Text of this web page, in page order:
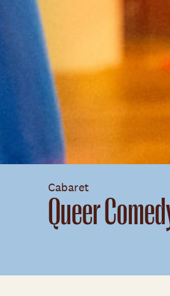
Cabaret
Queer